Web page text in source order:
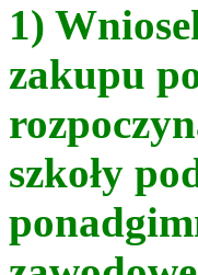
1)
zakupu
szkoły